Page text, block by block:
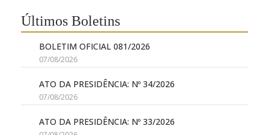
Últimos Boletins
BOLETIM OFICIAL 081/2026
07/08/2026
ATO DA PRESIDÊNCIA: Nº 34/2026
07/08/2026
ATO DA PRESIDÊNCIA: Nº 33/2026